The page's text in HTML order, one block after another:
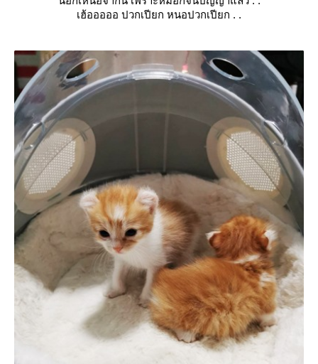
เฮ้อออออ ปวกเปียก หนอปวกเปียก . .